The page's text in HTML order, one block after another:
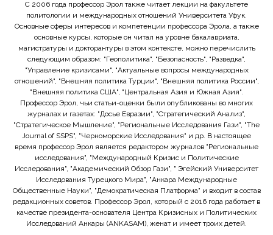
С 2006 года профессор Эрол также читает лекции на факультете
политологии и международных отношений Университета Уфук.
Основные сферы интересов и компетенции профессора Эрола, а также
основные курсы, которые он читал на уровне бакалавриата,
магистратуры и докторантуры в этом контексте, можно перечислить
следующим образом: "Геополитика", "Безопасность", "Разведка",
"Управление кризисами", "Актуальные вопросы международных
отношений", "Внешняя политика Турции", "Внешняя политика России",
"Внешняя политика США", "Центральная Азия и Южная Азия".
Профессор Эрол, чьи статьи-оценки были опубликованы во многих
журналах и газетах: "Досье Евразии", "Стратегический Анализ",
"Стратегическое Мышление", "Региональные Исследования Гази", "The
Journal of SSPS", "Черноморские Исследования" и др. В настоящее
время профессор Эрол является редактором журналов "Региональные
исследования", "Международный Кризис и Политические
Исследования", "Академический Обзор Гази", " Эгейский Университет
Исследования Турецкого Мира", "Анкара Международные
Общественные Науки", "Демократическая Платформа" и входит в состав
редакционных советов. Профессор Эрол, который с 2016 года работает в
качестве президента-основателя Центра Кризисных и Политических
Исследований Анкары (ANKASAM), женат и имеет троих детей.